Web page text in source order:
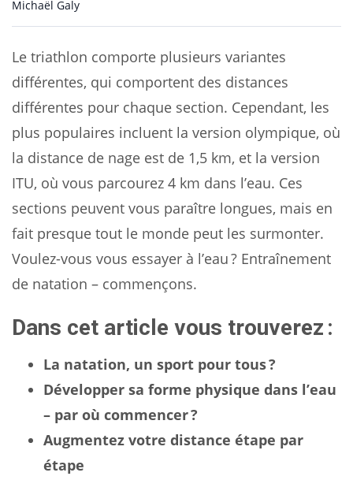
Michaël Galy
Le triathlon comporte plusieurs variantes
différentes, qui comportent des distances
différentes pour chaque section. Cependant, les
plus populaires incluent la version olympique, où
la distance de nage est de 1,5 km, et la version
ITU, où vous parcourez 4 km dans l’eau. Ces
sections peuvent vous paraître longues, mais en
fait presque tout le monde peut les surmonter.
Voulez-vous vous essayer à l’eau ? Entraînement
de natation – commençons.
Dans cet article vous trouverez :
La natation, un sport pour tous ?
Développer sa forme physique dans l’eau
– par où commencer ?
Augmentez votre distance étape par
étape